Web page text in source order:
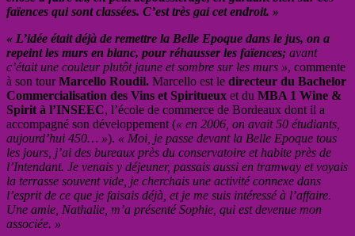
faïences qui sont classées. C’est très gai cet endroit. »
« L’idée était déjà de remettre la Belle Epoque dans le jus, on a
repeint les murs en blanc, pour réhausser les faïences; avant
c’était une couleur plutôt jaune et sombre sur les murs », commente
à son tourMarcello Roudil. Marcello est le directeur du Bachelor
Commercialisation des Vins et Spiritueux et du MBA 1 Wine &
Spirit à l’INSEEC, l’école de commerce de Bordeaux dont il a
accompagné son développement (« en 2006, on avait 50 étudiants,
aujourd’hui 450… »). « Moi, je passe devant la Belle Epoque tous
les jours, j’ai des bureaux près du conservatoire et habite près de
l’Intendant. Je venais y déjeuner, passais aussi en tramway et voyais
la terrasse souvent vide, je cherchais une activité connexe dans
l’esprit de ce que je faisais déjà, et je me suis intéressé à l’affaire.
Une amie, Nathalie, m’a présenté Sophie, qui est devenue mon
associée. »